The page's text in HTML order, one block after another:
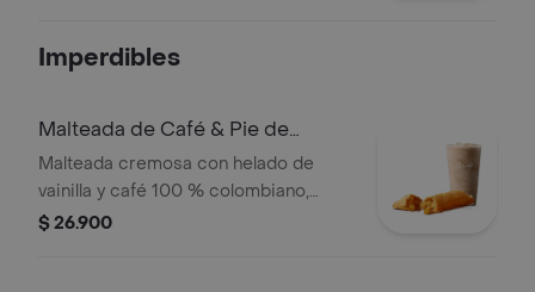
elección.
Imperdibles
Malteada de Café & Pie de
Manzana
Malteada cremosa con helado de
vainilla y café 100 % colombiano,
acompañada de pastel relleno de
$ 26.900